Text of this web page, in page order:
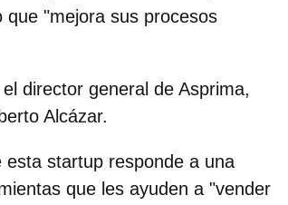
que "mejora sus procesos
director general de Asprima,
Alcázar.
startup responde a una
que les ayuden a "vender